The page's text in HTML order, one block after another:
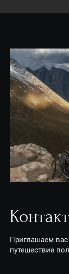
Приглашаем
путешествие